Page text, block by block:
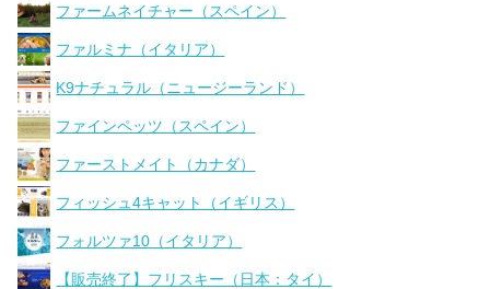
ファームネイチャー（スペイン）
ファルミナ（イタリア）
K9ナチュラル（ニュージーランド）
ファインペッツ（スペイン）
ファーストメイト（カナダ）
フィッシュ4キャット（イギリス）
フォルツァ10（イタリア）
【販売終了】フリスキー（日本：タイ）